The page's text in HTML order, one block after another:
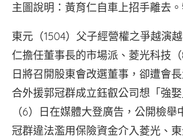
主圖說明：黃育仁自車上招手離去
東元（1504）父子經營權之爭越演
仁擔任董事長的市場派、菱光科技
日將召開股東會改選董事，卻遭會
合外援郭冠群成立鈺叡公司想「強
（6）日在媒體大登廣告，公開檢舉
冠群違法濫用保險資金介入菱光、